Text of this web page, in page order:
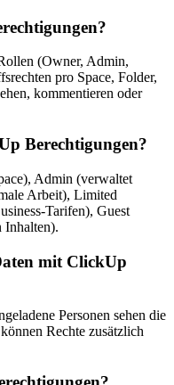
(Owner, Admin,
pro Space, Folder,
kommentieren oder
Berechtigungen?
Admin (verwaltet
Arbeit), Limited
Tarifen), Guest
Inhalten).
mit ClickUp
Personen sehen die
Rechte zusätzlich